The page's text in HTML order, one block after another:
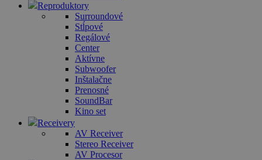
Reproduktory
Surroundové
Stĺpové
Regálové
Center
Aktívne
Subwoofer
Inštalačne
Prenosné
SoundBar
Kino set
Receivery
AV Receiver
Stereo Receiver
AV Procesor